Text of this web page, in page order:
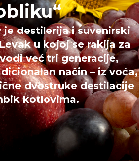
je destilerija i suvenirski
u kojoj se rakija za
već tri generacije,
način –iz voća,
dvostruke destilacije
kotlovima.